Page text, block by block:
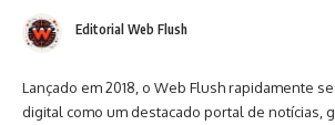
Editorial Web Flush
Lançado em 2018, o Web Flush rapidamente
digital como um destacado portal de notícias,